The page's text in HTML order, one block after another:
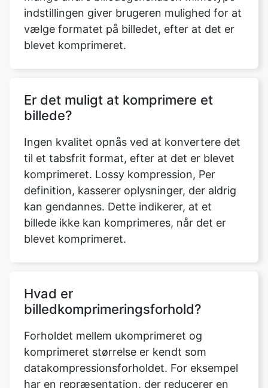
Er det muligt at komprimere et
til et tabsfrit format, efter at det er blevet
komprimeret. Lossy kompression, Per
definition, kasserer oplysninger, der aldrig
kan gendannes. Dette indikerer, at et
billede ikke kan komprimeres, når det er
blevet komprimeret.
Hvad er
komprimeret størrelse er kendt som
datakompressionsforholdet. For eksempel
har en repræsentation, der reducerer en
fils lagerplads fra 100 MB til 50 mB, et
kompressionsforhold på 100/50 = 2, ofte
noteret som et eksplicit forhold, 2:1 eller